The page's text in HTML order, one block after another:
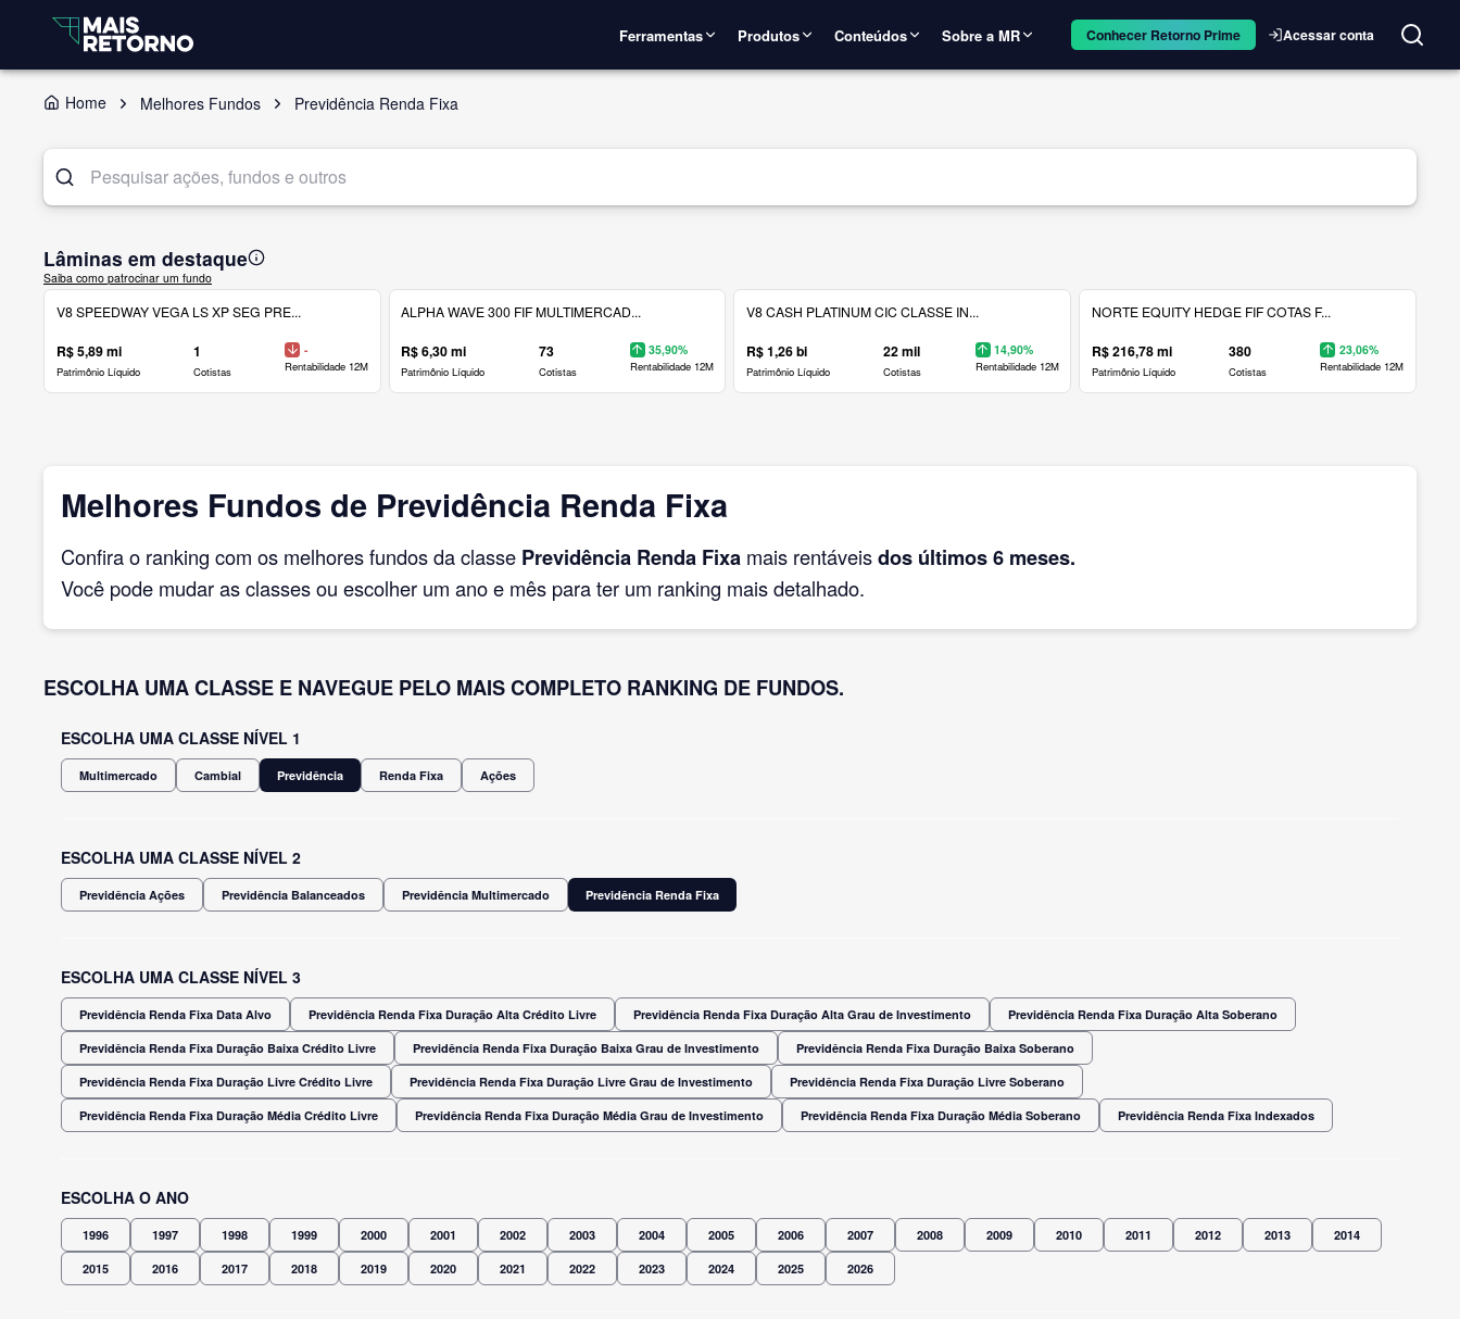
Ferramentas Produtos Conteúdos Sobre a MR Conhecer Retorno Prime Acessar conta
Home Melhores Fundos Previdência Renda Fixa
Lâminas em destaque
Saiba como patrocinar um fundo
V8 SPEEDWAY VEGA LS XP SEG PRE...
R$ 5,89 mi
Patrimônio Líquido
1
Cotistas
-
Rentabilidade 12M
ALPHA WAVE 300 FIF MULTIMERCAD...
R$ 6,30 mi
Patrimônio Líquido
73
Cotistas
35,90%
Rentabilidade 12M
V8 CASH PLATINUM CIC CLASSE IN...
R$ 1,26 bi
Patrimônio Líquido
22 mil
Cotistas
14,90%
Rentabilidade 12M
NORTE EQUITY HEDGE FIF COTAS F...
R$ 216,78 mi
Patrimônio Líquido
380
Cotistas
23,06%
Rentabilidade 12M
Melhores Fundos de Previdência Renda Fixa
Confira o ranking com os melhores fundos da classe Previdência Renda Fixa mais rentáveisdos últimos 6 meses.
Você pode mudar as classes ou escolher um ano e mês para ter um ranking mais detalhado.
ESCOLHA UMA CLASSE E NAVEGUE PELO MAIS COMPLETO RANKING DE FUNDOS.
ESCOLHA UMA CLASSE NÍVEL 1
Multimercado Cambial Previdência Renda Fixa Ações
ESCOLHA UMA CLASSE NÍVEL 2
Previdência Ações Previdência Balanceados Previdência Multimercado Previdência Renda Fixa
ESCOLHA UMA CLASSE NÍVEL 3
Previdência Renda Fixa Data Alvo Previdência Renda Fixa Duração Alta Crédito Livre Previdência Renda Fixa Duração Alta Grau de Investimento Previdência Renda Fixa Duração Alta Soberano
Previdência Renda Fixa Duração Baixa Crédito Livre Previdência Renda Fixa Duração Baixa Grau de Investimento Previdência Renda Fixa Duração Baixa Soberano
Previdência Renda Fixa Duração Livre Crédito Livre Previdência Renda Fixa Duração Livre Grau de Investimento Previdência Renda Fixa Duração Livre Soberano
Previdência Renda Fixa Duração Média Crédito Livre Previdência Renda Fixa Duração Média Grau de Investimento Previdência Renda Fixa Duração Média Soberano Previdência Renda Fixa Indexados
ESCOLHA O ANO
1996 1997 1998 1999 2000 2001 2002 2003 2004 2005 2006 2007 2008 2009 2010 2011 2012 2013 2014
2015 2016 2017 2018 2019 2020 2021 2022 2023 2024 2025 2026